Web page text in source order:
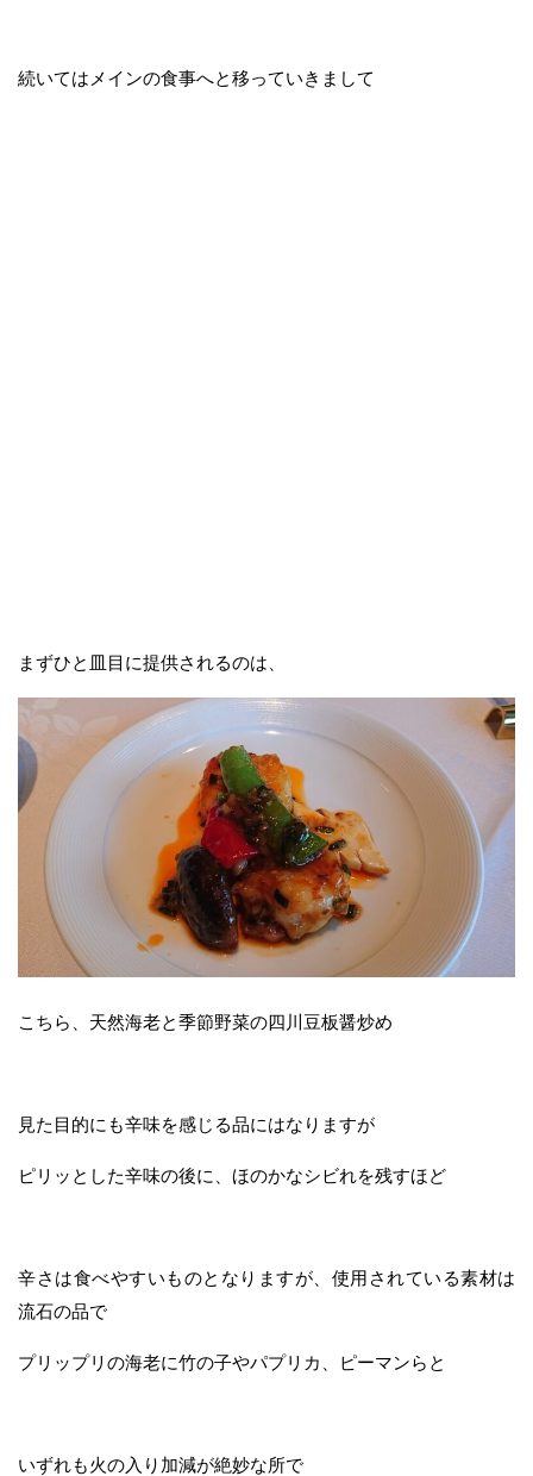
続いてはメインの食事へと移っていきまして
まずひと皿目に提供されるのは、
こちら、天然海老と季節野菜の四川豆板醤炒め
見た目的にも辛味を感じる品にはなりますが
ピリッとした辛味の後に、ほのかなシビれを残すほど
辛さは食べやすいものとなりますが、使用されている素材は
流石の品で
プリップリの海老に竹の子やパプリカ、ピーマンらと
いずれも火の入り加減が絶妙な所で